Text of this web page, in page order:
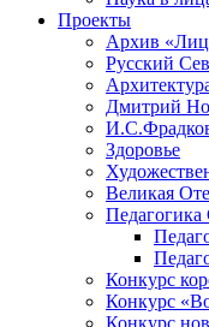
Проекты
Архив
Русский
Дмитрий
Здоровье
Великая
Конкурс
Конкурс